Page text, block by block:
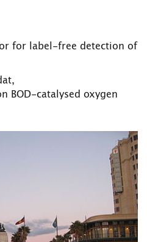
for label-free detection of
BOD-catalysed oxygen